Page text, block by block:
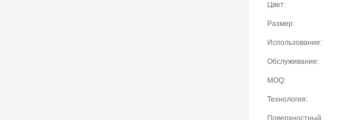
Цвет:
Размер:
Использование:
Обслуживание:
MOQ:
Технология: